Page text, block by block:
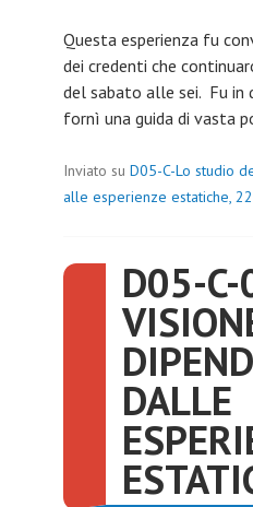
Questa esperienza fu
dei credenti che
del sabato alle sei. Fu in
fornì una guida di vasta
Inviato su D05-C-Lo studio
alle esperienze estatiche,
D05-C-
DALLE